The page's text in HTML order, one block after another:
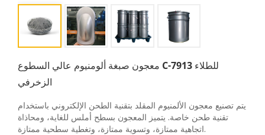
معجون صبغة ألومنيوم عالي السطوع C-7913 للطلاء
الزخرفي
يتم تصنيع معجون الألمنيوم المقلد بتقنية الطحن الإلكتروني باستخدام
تقنية طحن خاصة. يتميز المعجون بسطح أملس للغاية، ومحاذاة
اتجاهية ممتازة، وتسوية ممتازة، وتغطية سطحية ممتازة.